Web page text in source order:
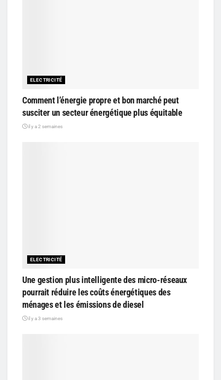
ELECTRICITÉ
Comment l’énergie propre et bon marché peut
susciter un secteur énergétique plus équitable
il y a 2 semaines
ELECTRICITÉ
Une gestion plus intelligente des micro-réseaux
pourrait réduire les coûts énergétiques des
ménages et les émissions de diesel
il y a 3 semaines